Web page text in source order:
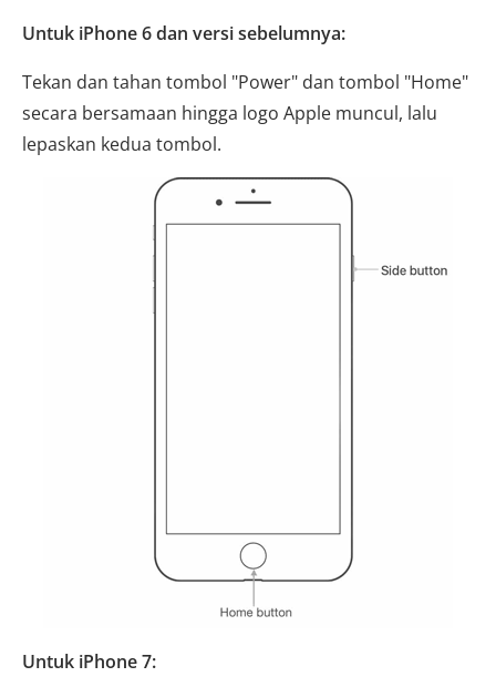
Untuk iPhone 6 dan versi sebelumnya:
Tekan dan tahan tombol "Power" dan tombol "Home"
secara bersamaan hingga logo Apple muncul, lalu
lepaskan kedua tombol.
Untuk iPhone 7: